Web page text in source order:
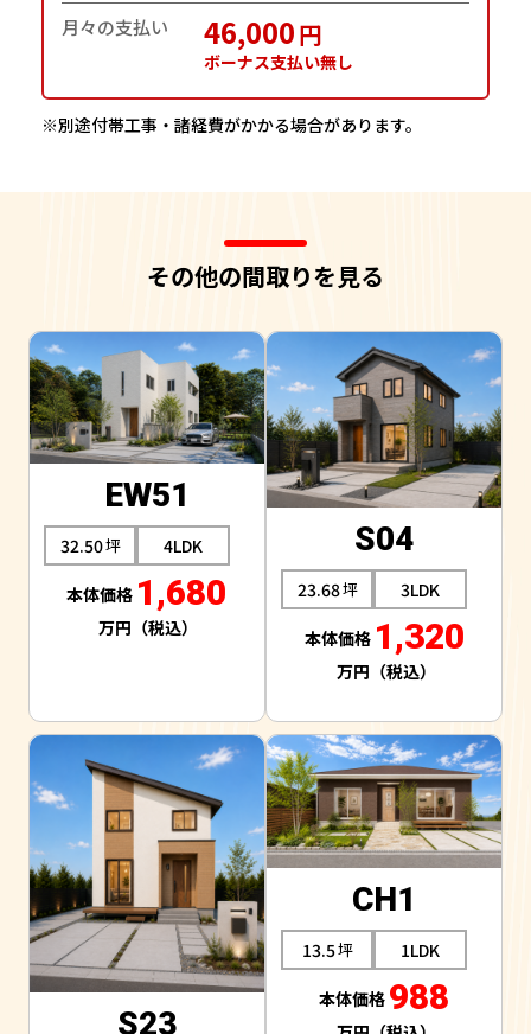
月々の支払い 46,000円
ボーナス支払い無し
※別途付帯工事・諸経費がかかる場合があります。
その他の間取りを見る
EW51
32.50 4LDK
1,680
S04
23.68 3LDK
1,320
S23
CH1
13.5 1LDK
988